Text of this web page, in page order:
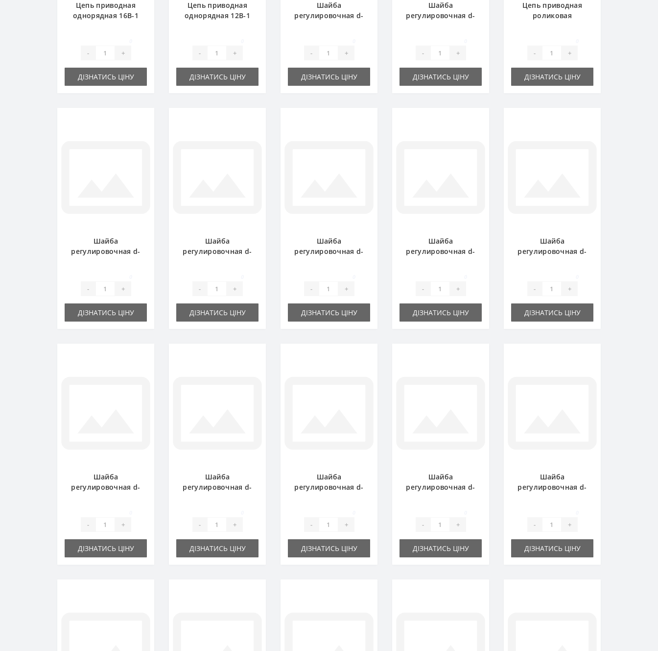
Цепь приводная
однорядная 16B-1
- +
ДІЗНАТИСЬ ЦІНУ
Цепь приводная
однорядная 12B-1
- +
ДІЗНАТИСЬ ЦІНУ
Шайба
регулировочная d-
- +
ДІЗНАТИСЬ ЦІНУ
Шайба
регулировочная d-
- +
ДІЗНАТИСЬ ЦІНУ
Цепь приводная
роликовая
- +
ДІЗНАТИСЬ ЦІНУ
Шайба
регулировочная d-
- +
ДІЗНАТИСЬ ЦІНУ
Шайба
регулировочная d-
- +
ДІЗНАТИСЬ ЦІНУ
Шайба
регулировочная d-
- +
ДІЗНАТИСЬ ЦІНУ
Шайба
регулировочная d-
- +
ДІЗНАТИСЬ ЦІНУ
Шайба
регулировочная d-
- +
ДІЗНАТИСЬ ЦІНУ
Шайба
регулировочная d-
- +
ДІЗНАТИСЬ ЦІНУ
Шайба
регулировочная d-
- +
ДІЗНАТИСЬ ЦІНУ
Шайба
регулировочная d-
- +
ДІЗНАТИСЬ ЦІНУ
Шайба
регулировочная d-
- +
ДІЗНАТИСЬ ЦІНУ
Шайба
регулировочная d-
- +
ДІЗНАТИСЬ ЦІНУ